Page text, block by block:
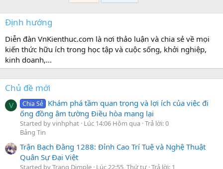
Định hướng
Diễn đàn VnKienthuc.com là nơi thảo luận và chia sẻ về mọi
kiến thức hữu ích trong học tập và cuộc sống, khởi nghiệp,
kinh doanh,...
Chủ đề mới
V Chia Sẻ Khám phá tầm quan trọng và lợi ích của việc đi
ống đồng âm tường Điều hòa mang lại
Started by vinhphat Lúc 14:06 Hôm qua Trả lời: 0
Bảng Tin
Trận Bạch Đằng 1288: Đỉnh Cao Trí Tuệ và Nghệ Thuật
Quân Sự Đại Việt
Started by Trang Dimple Lúc 22:55, Thứ tư Trả lời: 1